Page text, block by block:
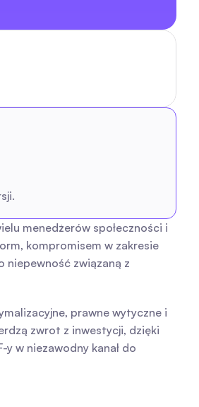
menedżerów społeczności i
kompromisem w zakresie
niepewność związaną z
prawne wytyczne i
zwrot z inwestycji, dzięki
w niezawodny kanał do